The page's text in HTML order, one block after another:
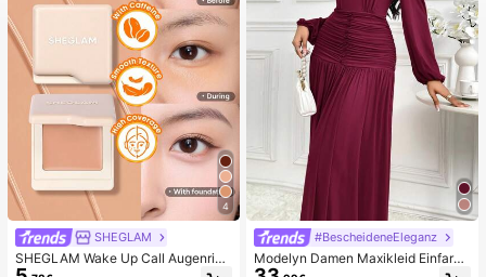
4
SHEGLAM
SHEGLAM Wake Up Call Augenring
e Color Corrector-Peach Marken-S
#BescheideneEleganz
Modelyn Damen Maxikleid Einfarbi
g mit rundem Ausschnitt, Laternenä